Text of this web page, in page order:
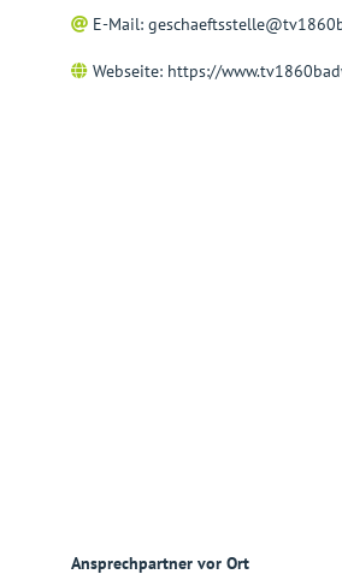
E-Mail:
Webseite: https://
Ansprechpartner vor Ort